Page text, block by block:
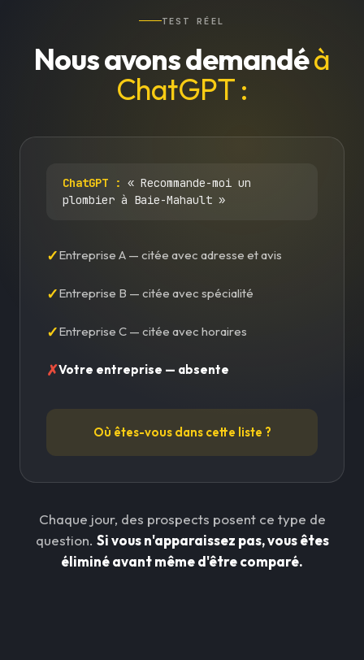
TEST RÉEL
Nous avons demandéà
ChatGPT :
ChatGPT : « Recommande-moi un
plombier à Baie-Mahault »
✓Entreprise A — citée avec adresse et avis
✓Entreprise B — citée avec spécialité
✓Entreprise C — citée avec horaires
✗Votre entreprise — absente
Où êtes-vous dans cette liste ?
Chaque jour, des prospects posent ce type de
question. Si vous n'apparaissez pas, vous êtes
éliminé avant même d'être comparé.